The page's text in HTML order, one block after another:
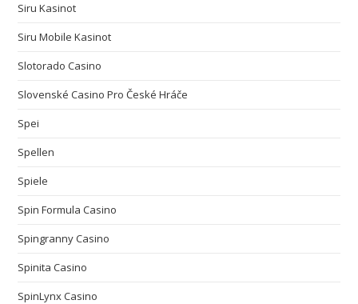
Siru Kasinot
Siru Mobile Kasinot
Slotorado Casino
Slovenské Casino Pro České Hráče
Spei
Spellen
Spiele
Spin Formula Casino
Spingranny Casino
Spinita Casino
SpinLynx Casino